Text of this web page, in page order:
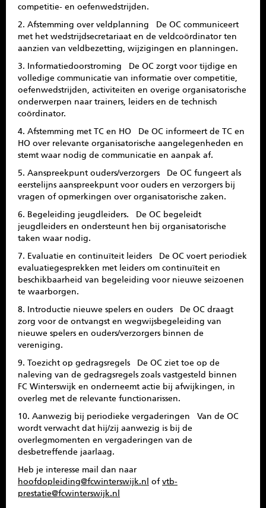
competitie- en oefenwedstrijden.
2. Afstemming over veldplanning De OC communiceert
met het wedstrijdsecretariaat en de veldcoördinator ten
aanzien van veldbezetting, wijzigingen en planningen.
3. Informatiedoorstroming De OC zorgt voor tijdige en
volledige communicatie van informatie over competitie,
oefenwedstrijden, activiteiten en overige organisatorische
onderwerpen naar trainers, leiders en de technisch
coördinator.
4. Afstemming met TC en HO De OC informeert de TC en
HO over relevante organisatorische aangelegenheden en
stemt waar nodig de communicatie en aanpak af.
5. Aanspreekpunt ouders/verzorgers De OC fungeert als
eerstelijns aanspreekpunt voor ouders en verzorgers bij
vragen of opmerkingen over organisatorische zaken.
6. Begeleiding jeugdleiders. De OC begeleidt
jeugdleiders en ondersteunt hen bij organisatorische
taken waar nodig.
7. Evaluatie en continuïteit leiders De OC voert periodiek
evaluatiegesprekken met leiders om continuïteit en
beschikbaarheid van begeleiding voor nieuwe seizoenen
te waarborgen.
8. Introductie nieuwe spelers en ouders De OC draagt
zorg voor de ontvangst en wegwijsbegeleiding van
nieuwe spelers en ouders/verzorgers binnen de
vereniging.
9. Toezicht op gedragsregels De OC ziet toe op de
naleving van de gedragsregels zoals vastgesteld binnen
FC Winterswijk en onderneemt actie bij afwijkingen, in
overleg met de relevante functionarissen.
10. Aanwezig bij periodieke vergaderingen Van de OC
wordt verwacht dat hij/zij aanwezig is bij de
overlegmomenten en vergaderingen van de
desbetreffende jaarlaag.
Heb je interesse mail dan naar
hoofdopleiding@fcwinterswijk.nl
of vtb-
prestatie@fcwinterswijk.nl